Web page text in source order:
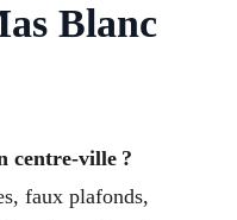
Blanc
centre-ville ?
faux plafonds,